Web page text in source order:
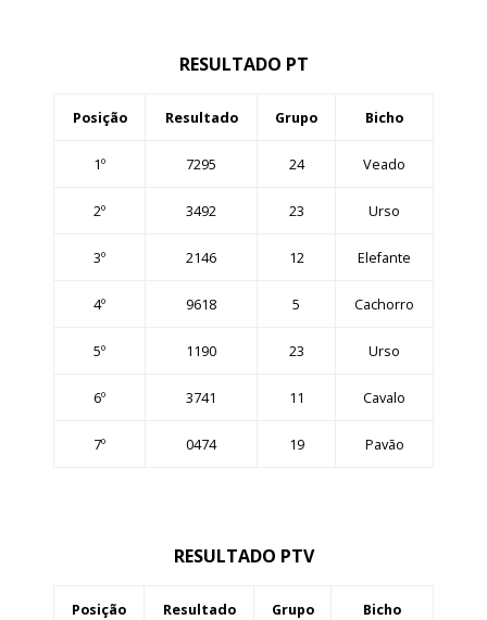
RESULTADO PT
Posição Resultado Grupo Bicho
1º 7295 24 Veado
2º 3492 23 Urso
3º 2146 12 Elefante
4º 9618 5 Cachorro
5º 1190 23 Urso
6º 3741 11 Cavalo
7º 0474 19 Pavão
RESULTADO PTV
Posição Resultado Grupo Bicho